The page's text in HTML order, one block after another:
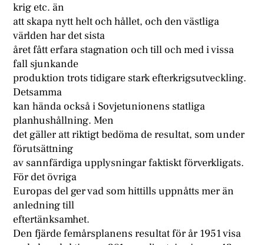
krig etc. än
att skapa nytt helt och hållet, och den västliga
världen har det sista
året fått erfara stagnation och till och med i vissa
fall sjunkande
produktion trots tidigare stark efterkrigsutveckling.
Detsamma
kan hända också i Sovjetunionens statliga
planhushållning. Men
det gäller att riktigt bedöma de resultat, som under
förutsättning
av sannfärdiga upplysningar faktiskt förverkligats.
För det övriga
Europas del ger vad som hittills uppnåtts mer än
anledning till
eftertänksamhet.
Den fjärde femårsplanens resultat för år 1951 visa